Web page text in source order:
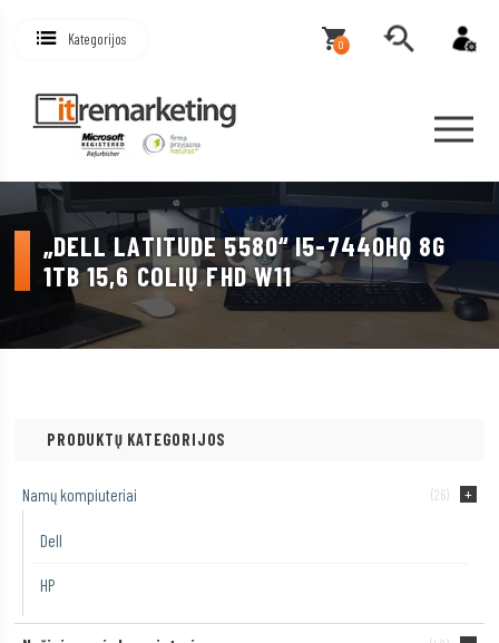
Kategorijos 0
„DELL LATITUDE 5580“ I5-7440HQ 8G
1TB 15,6 COLIŲ FHD W11
PRODUKTŲ KATEGORIJOS
Namų kompiuteriai (26)
Dell
HP